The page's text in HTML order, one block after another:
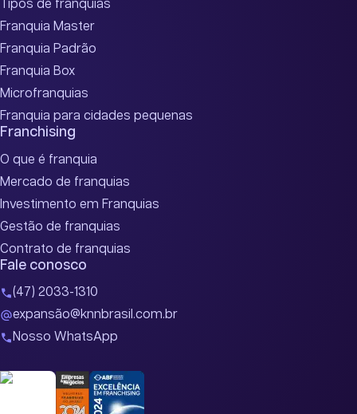
Tipos de franquias
Franquia Master
Franquia Padrão
Franquia Box
Microfranquias
Franquia para cidades pequenas
Franchising
O que é franquia
Mercado de franquias
Investimento em Franquias
Gestão de franquias
Contrato de franquias
Fale conosco
(47) 2033-1310
expansão@knnbrasil.com.br
Nosso WhatsApp